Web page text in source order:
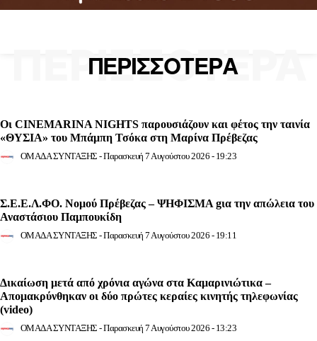
ΠΕΡΙΣΣΟΤΕΡΑ
ΠΕΡΙΣΣΟΤΕΡΑ
Οι CINEMARINA NIGHTS παρουσιάζουν και φέτος την ταινία
«ΘΥΣΙΑ» του Μπάμπη Τσόκα στη Μαρίνα Πρέβεζας
ΟΜΑΔΑ ΣΥΝΤΑΞΗΣ -Παρασκευή 7 Αυγούστου 2026 - 19:23
Σ.Ε.Ε.Λ.ΦΟ. Νομού Πρέβεζας – ΨΗΦΙΣΜΑ gια την απώλεια του
Αναστάσιου Παμπουκίδη
ΟΜΑΔΑ ΣΥΝΤΑΞΗΣ -Παρασκευή 7 Αυγούστου 2026 - 19:11
Δικαίωση μετά από χρόνια αγώνα στα Καμαρινιώτικα –
Απομακρύνθηκαν οι δύο πρώτες κεραίες κινητής τηλεφωνίας
(video)
ΟΜΑΔΑ ΣΥΝΤΑΞΗΣ -Παρασκευή 7 Αυγούστου 2026 - 13:23